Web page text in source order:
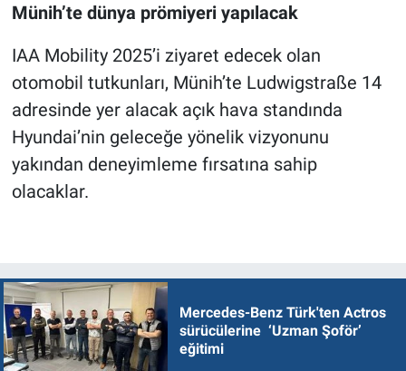
Münih’te dünya prömiyeri yapılacak
IAA Mobility 2025’i ziyaret edecek olan
otomobil tutkunları, Münih’te Ludwigstraße 14
adresinde yer alacak açık hava standında
Hyundai’nin geleceğe yönelik vizyonunu
yakından deneyimleme fırsatına sahip
olacaklar.
Mercedes-Benz Türk'ten Actros
sürücülerine ‘Uzman Şoför’
eğitimi